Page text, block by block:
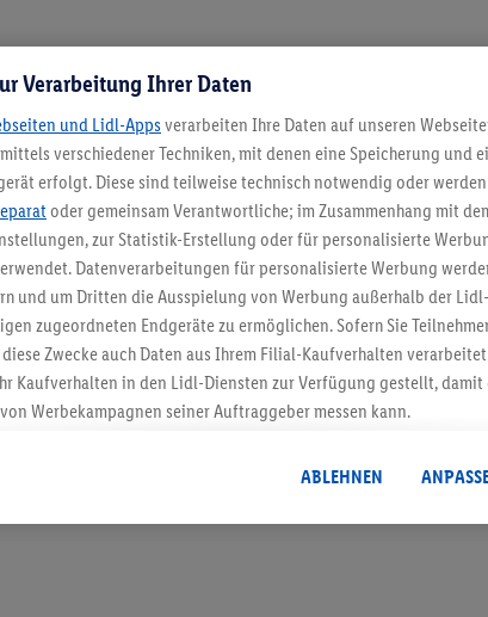
und BattVO-BattDG
5.95 € Versand
Jetzt zum Newsletter
Gutschein sichern!
Verarbeitung Ihrer Daten
und Lidl-Apps verarbeiten Ihre Daten auf unseren
verschiedener Techniken, mit denen eine Speicherung und
erfolgt. Diese sind teilweise technisch notwendig oder
oder gemeinsam Verantwortliche; im Zusammenhang mit
zur Statistik-Erstellung oder für personalisierte
Datenverarbeitungen für personalisierte Werbung
und um Dritten die Ausspielung von Werbung außerhalb der
zugeordneten Endgeräte zu ermöglichen. Sofern Sie
Zwecke auch Daten aus Ihrem Filial-Kaufverhalten
Kaufverhalten in den Lidl-Diensten zur Verfügung gestellt, damit
Werbekampagnen seiner Auftraggeber messen kann.
umfasst die Zusammenführung von Daten (z.B. über Ihre Nutzung
Informationen aus Ihrem Kundenkonto - z.B. Alter oder
über verschiedene Endgeräte und Lidl-Dienste hinweg
ABLEHNEN